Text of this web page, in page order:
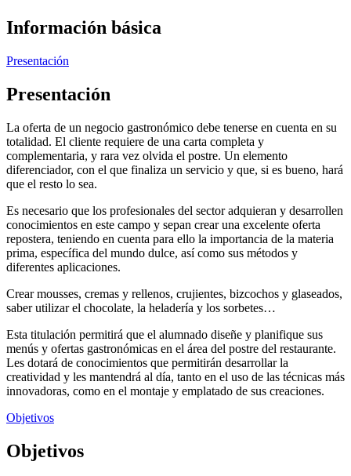
Información básica
Presentación
Presentación
La oferta de un negocio gastronómico debe tenerse en cuenta en su
totalidad. El cliente requiere de una carta completa y
complementaria, y rara vez olvida el postre. Un elemento
diferenciador, con el que finaliza un servicio y que, si es bueno, hará
que el resto lo sea.
Es necesario que los profesionales del sector adquieran y desarrollen
conocimientos en este campo y sepan crear una excelente oferta
repostera, teniendo en cuenta para ello la importancia de la materia
prima, específica del mundo dulce, así como sus métodos y
diferentes aplicaciones.
Crear mousses, cremas y rellenos, crujientes, bizcochos y glaseados,
saber utilizar el chocolate, la heladería y los sorbetes…
Esta titulación permitirá que el alumnado diseñe y planifique sus
menús y ofertas gastronómicas en el área del postre del restaurante.
Les dotará de conocimientos que permitirán desarrollar la
creatividad y les mantendrá al día, tanto en el uso de las técnicas más
innovadoras, como en el montaje y emplatado de sus creaciones.
Objetivos
Objetivos